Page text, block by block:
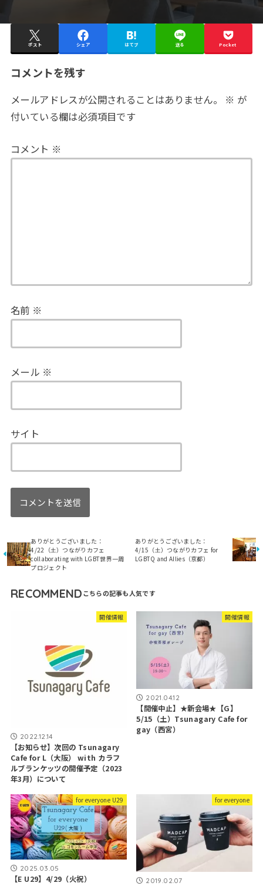
ポスト シェア はてブ 送る Pocket
コメントを残す
メールアドレスが公開されることはありません。 ※ が
付いている欄は必須項目です
コメント ※
名前 ※
メール ※
サイト
ありがとうございました：
4/22（土）つながりカフェ ​
collaborating with LGBT世界一周
プロジェクト
ありがとうございました：
4/15（土）つながりカフェ for
LGBTQ and Allies（京都）
RECOMMEND
開催情報
2022.12.14
【お知らせ】次回の Tsunagary
Cafe for L（大阪） with カラフ
ルブランケッツの開催予定（2023
年3月）について
開催情報
2021.04.12
【開催中止】★新会場★【G】
5/15（土）Tsunagary Cafe for
gay（西宮）
for everyone U29
2025.03.05
【E U29】4/29（火祝）
for everyone
2019.02.07